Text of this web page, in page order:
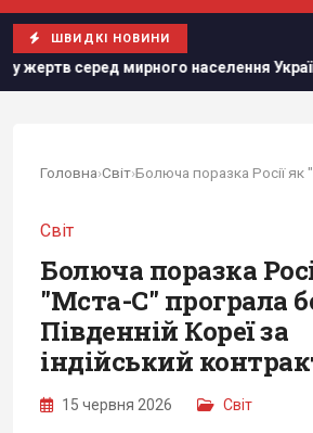
ШВИДКІ НОВИНИ
населення України, – CNN
Головна›Світ›
Світ
Болюча поразка
"Мста-С" програла
Південній Кореї за
індійський
15 червня 2026 Світ